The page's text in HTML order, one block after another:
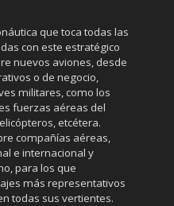
que toca todas las
con este estratégico
nuevos aviones, desde
o de negocio,
militares, como los
fuerzas aéreas del
etcétera.
compañías aéreas,
e internacional y
para los que
más representativos
todas sus vertientes.